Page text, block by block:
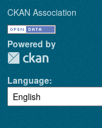
CKAN Association
Powered by
Language